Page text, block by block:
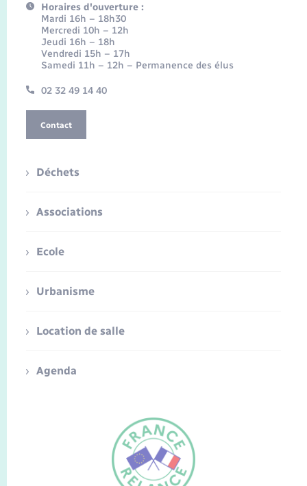
FR
Horaires d'ouverture :
Mardi 16h – 18h30
Mercredi 10h – 12h
Jeudi 16h – 18h
Vendredi 15h – 17h
Samedi 11h – 12h – Permanence des élus
02 32 49 14 40
Contact
Déchets
Associations
Ecole
Urbanisme
Location de salle
Agenda